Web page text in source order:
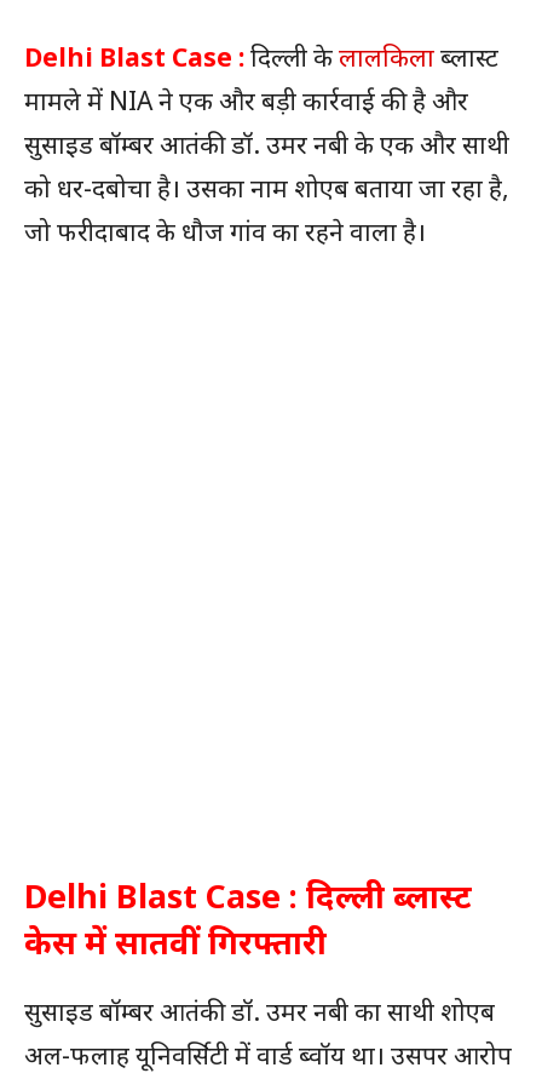
Delhi Blast Case :दिल्ली केलालकिलाब्लास्ट
मामले में NIA ने एक और बड़ी कार्रवाई की है और
सुसाइड बॉम्बर आतंकी डॉ. उमर नबी के एक और साथी
को धर-दबोचा है। उसका नाम शोएब बताया जा रहा है,
जो फरीदाबाद के धौज गांव का रहने वाला है।
Delhi Blast Case : दिल्ली ब्लास्ट
केस में सातवीं गिरफ्तारी
सुसाइड बॉम्बर आतंकी डॉ. उमर नबी का साथी शोएब
अल-फलाह यूनिवर्सिटी में वार्ड ब्वॉय था। उसपर आरोप